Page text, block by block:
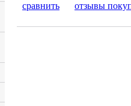
сравнить отзывы